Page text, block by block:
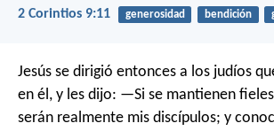
2 Corintios 9:11 generosidad bendición
Jesús se dirigió entonces a los judíos
en él, y les dijo: —Si se mantienen
serán realmente mis discípulos; y